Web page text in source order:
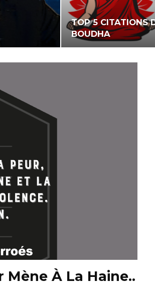
TOP 5 CITATIONS
BOUDHA
Mène À La Haine..